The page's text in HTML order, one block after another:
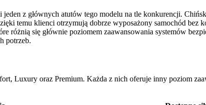
z głównych atutów tego modelu na tle konkurencji.
temu klienci otrzymują dobrze wyposażony samochód bez
różnią się głównie poziomem zaawansowania systemów
potrzeb.
Luxury oraz Premium. Każda z nich oferuje inny poziom